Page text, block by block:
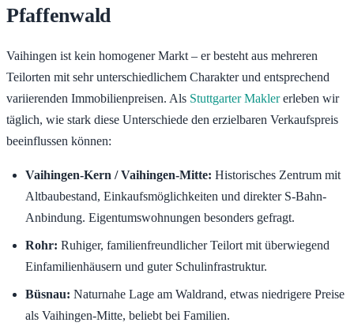
Pfaffenwald
Vaihingen ist kein homogener Markt – er besteht aus mehreren
Teilorten mit sehr unterschiedlichem Charakter und entsprechend
variierenden Immobilienpreisen. Als Stuttgarter Maklererleben wir
täglich, wie stark diese Unterschiede den erzielbaren Verkaufspreis
beeinflussen können:
Vaihingen-Kern / Vaihingen-Mitte: Historisches Zentrum mit
Altbaubestand, Einkaufsmöglichkeiten und direkter S-Bahn-
Anbindung. Eigentumswohnungen besonders gefragt.
Rohr: Ruhiger, familienfreundlicher Teilort mit überwiegend
Einfamilienhäusern und guter Schulinfrastruktur.
Büsnau: Naturnahe Lage am Waldrand, etwas niedrigere Preise
als Vaihingen-Mitte, beliebt bei Familien.